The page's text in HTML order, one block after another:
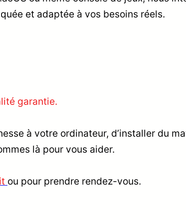
et adaptée à vos besoins réels.
garantie.
à votre ordinateur, d’installer du
là pour vous aider.
ou pour prendre rendez-vous.